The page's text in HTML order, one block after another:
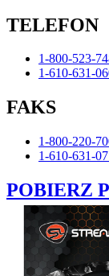
TELEFON
1-800-523-
1-610-631-
FAKS
1-800-220-
1-610-631-
POBIERZ